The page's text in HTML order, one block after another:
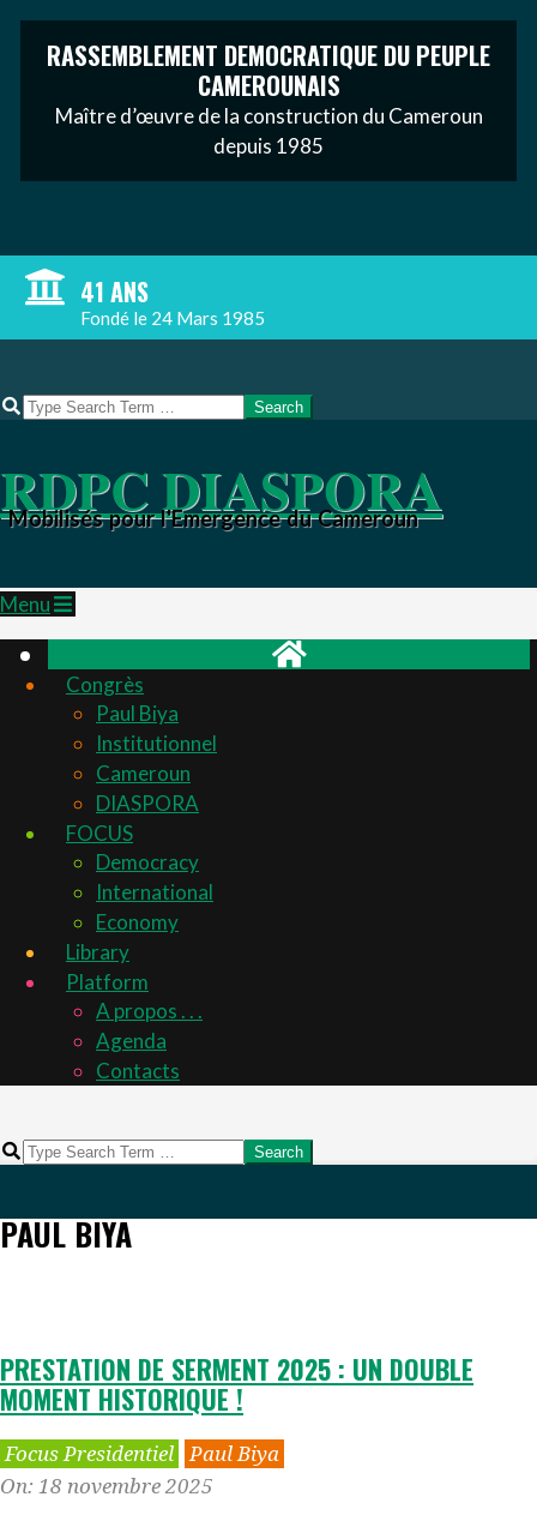
RASSEMBLEMENT DEMOCRATIQUE DU PEUPLE
CAMEROUNAIS
Maître d’œuvre de la construction du Cameroun
depuis 1985
content
41 ANS
Fondé le 24 Mars 1985
Search
RDPC DIASPORA
Mobilisés pour l'Emergence du Cameroun
Primary
Menu
Menu
Congrès
Paul Biya
Institutionnel
Cameroun
DIASPORA
FOCUS
Democracy
International
Economy
Library
Platform
A propos . . .
Agenda
Contacts
Search
PAUL BIYA
PRESTATION DE SERMENT 2025 : UN DOUBLE
MOMENT HISTORIQUE !
2025-
11-
Focus Presidentiel
Paul Biya
On: 18 novembre 2025